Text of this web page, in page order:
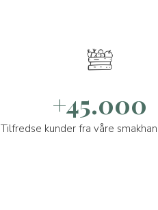
+45.000
Tilfredse kunder fra våre